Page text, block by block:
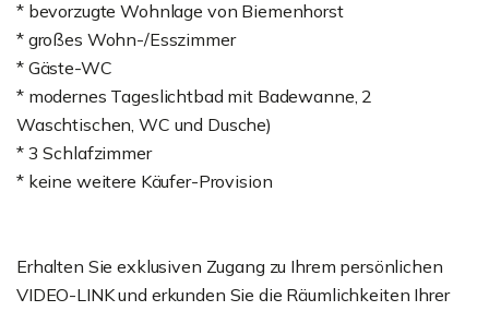
* bevorzugte Wohnlage von Biemenhorst
* großes Wohn-/Esszimmer
* Gäste-WC
* modernes Tageslichtbad mit Badewanne, 2
Waschtischen, WC und Dusche)
* 3 Schlafzimmer
* keine weitere Käufer-Provision
Erhalten Sie exklusiven Zugang zu Ihrem persönlichen
VIDEO-LINK und erkunden Sie die Räumlichkeiten Ihrer